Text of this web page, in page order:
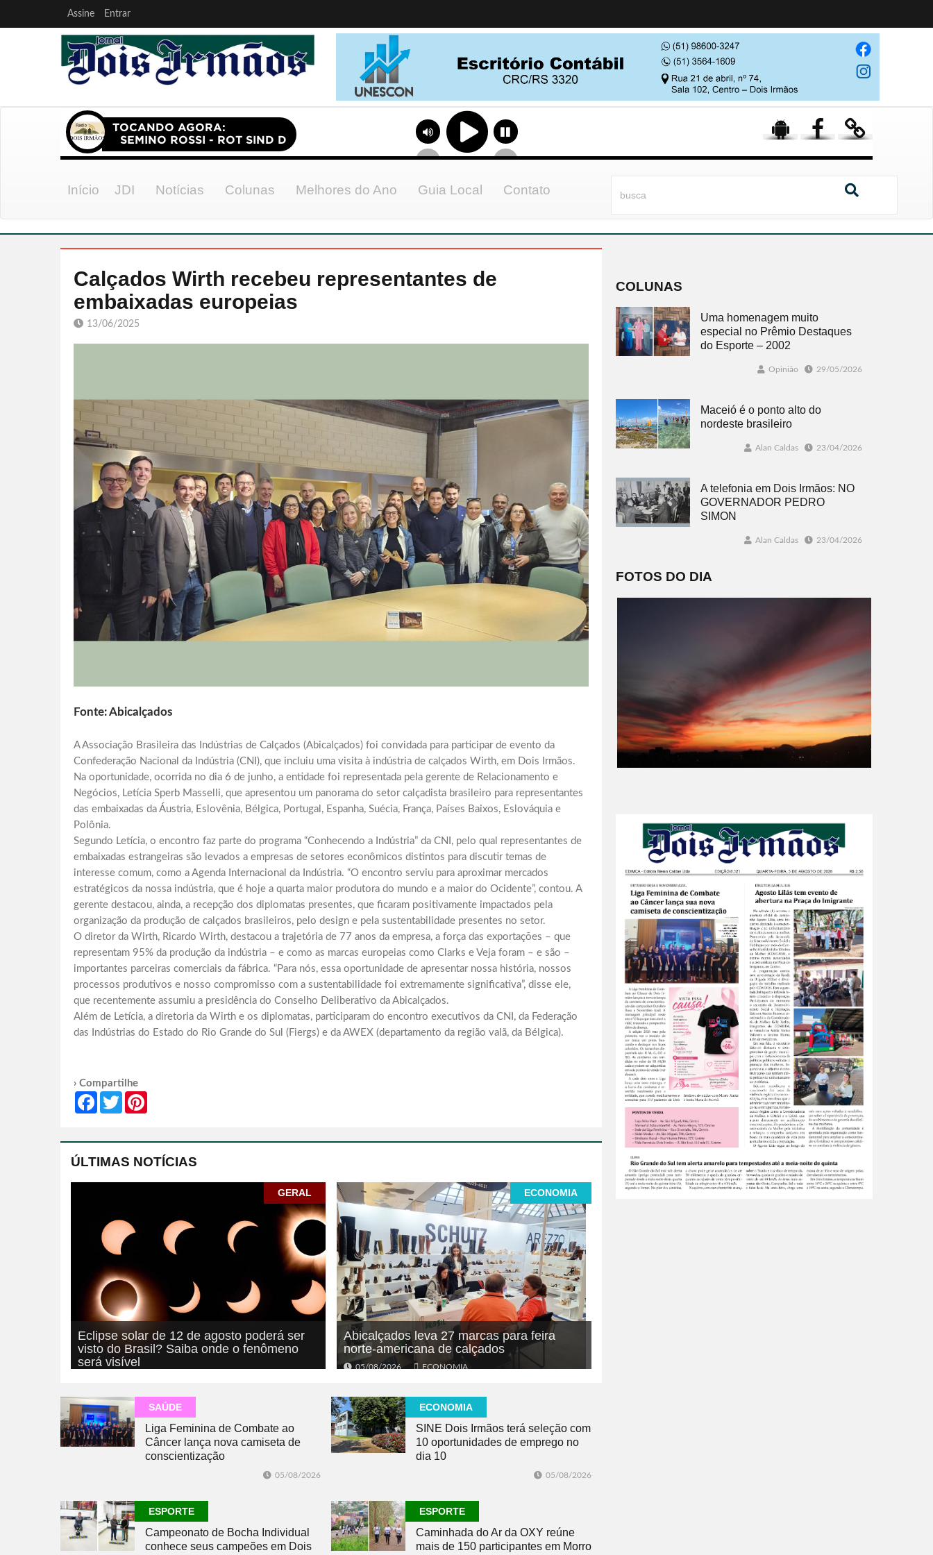
Assine Entrar
Início JDI Notícias Colunas Melhores do Ano Guia Local Contato
Calçados Wirth recebeu representantes de
embaixadas europeias
13/06/2025
Fonte: Abicalçados
A Associação Brasileira das Indústrias de Calçados (Abicalçados) foi convidada para participar de evento da
Confederação Nacional da Indústria (CNI), que incluiu uma visita à indústria de calçados Wirth, em Dois Irmãos.
Na oportunidade, ocorrida no dia 6 de junho, a entidade foi representada pela gerente de Relacionamento e
Negócios, Letícia Sperb Masselli, que apresentou um panorama do setor calçadista brasileiro para representantes
das embaixadas da Áustria, Eslovênia, Bélgica, Portugal, Espanha, Suécia, França, Países Baixos, Eslováquia e
Polônia.
Segundo Letícia, o encontro faz parte do programa “Conhecendo a Indústria” da CNI, pelo qual representantes de
embaixadas estrangeiras são levados a empresas de setores econômicos distintos para discutir temas de
interesse comum, como a Agenda Internacional da Indústria. “O encontro serviu para aproximar mercados
estratégicos da nossa indústria, que é hoje a quarta maior produtora do mundo e a maior do Ocidente”, contou. A
gerente destacou, ainda, a recepção dos diplomatas presentes, que ficaram positivamente impactados pela
organização da produção de calçados brasileiros, pelo design e pela sustentabilidade presentes no setor.
O diretor da Wirth, Ricardo Wirth, destacou a trajetória de 77 anos da empresa, a força das exportações – que
representam 95% da produção da indústria – e como as marcas europeias como Clarks e Veja foram – e são –
importantes parceiras comerciais da fábrica. “Para nós, essa oportunidade de apresentar nossa história, nossos
processos produtivos e nosso compromisso com a sustentabilidade foi extremamente significativa”, disse ele,
que recentemente assumiu a presidência do Conselho Deliberativo da Abicalçados.
Além de Letícia, a diretoria da Wirth e os diplomatas, participaram do encontro executivos da CNI, da Federação
das Indústrias do Estado do Rio Grande do Sul (Fiergs) e da AWEX (departamento da região valã, da Bélgica).
› Compartilhe
FacebookTwitter
ÚLTIMAS NOTÍCIAS
GERAL
Eclipse solar de 12 de agosto poderá ser
visto do Brasil? Saiba onde o fenômeno
será visível
ECONOMIA
Abicalçados leva 27 marcas para feira
norte-americana de calçados
05/08/2026 ECONOMIA
SAÚDE
Liga Feminina de Combate ao
Câncer lança nova camiseta de
conscientização
05/08/2026
ECONOMIA
SINE Dois Irmãos terá seleção com
10 oportunidades de emprego no
dia 10
05/08/2026
ESPORTE
Campeonato de Bocha Individual
conhece seus campeões em Dois
ESPORTE
Caminhada do Ar da OXY reúne
mais de 150 participantes em Morro
COLUNAS
Uma homenagem muito
especial no Prêmio Destaques
do Esporte – 2002
Opinião 29/05/2026
Maceió é o ponto alto do
nordeste brasileiro
Alan Caldas 23/04/2026
A telefonia em Dois Irmãos: NO
GOVERNADOR PEDRO
SIMON
Alan Caldas 23/04/2026
FOTOS DO DIA